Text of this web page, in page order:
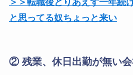
と思ってる奴ちょっと来い
② 残業、休日出勤が無い